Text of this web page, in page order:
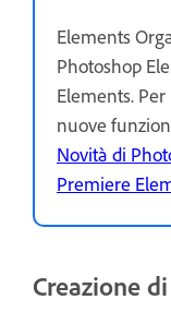
Elements
Photoshop
Elements.
nuove
Novità di
Premiere
Creazione